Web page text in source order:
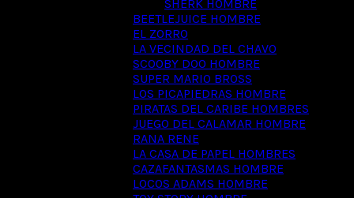
SHERK HOMBRE
BEETLEJUICE HOMBRE
EL ZORRO
LA VECINDAD DEL CHAVO
SCOOBY DOO HOMBRE
SUPER MARIO BROSS
LOS PICAPIEDRAS HOMBRE
PIRATAS DEL CARIBE HOMBRES
JUEGO DEL CALAMAR HOMBRE
RANA RENE
LA CASA DE PAPEL HOMBRES
CAZAFANTASMAS HOMBRE
LOCOS ADAMS HOMBRE